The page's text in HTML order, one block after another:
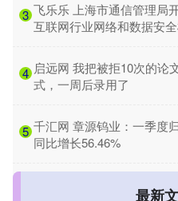
3 飞乐乐 上海市通信管理局
互联网行业网络和数据安
4 启远网 我把被拒10次的论
式，一周后录用了
5 千汇网 章源钨业：一季度
同比增长56.46%
最新